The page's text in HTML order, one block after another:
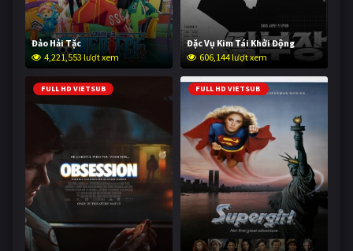
Đảo Hải Tặc
4,221,553 lượt xem
Đặc Vụ Kim Tái Khởi Động
606,144 lượt xem
FULL HD VIETSUB FULL HD VIETSUB